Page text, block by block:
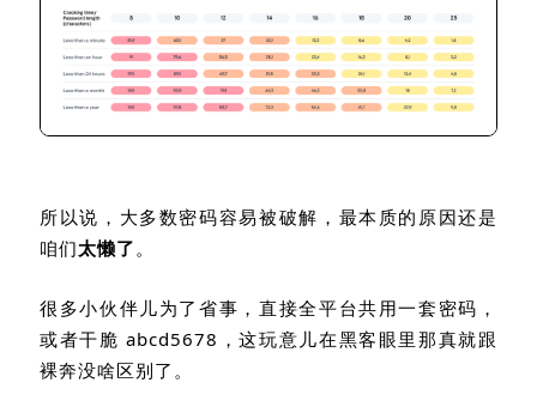
所以说，大多数密码容易被破解，最本质的原因还是
咱们太懒了。
很多小伙伴儿为了省事，直接全平台共用一套密码，
或者干脆abcd5678 ，这玩意儿在黑客眼里那真就跟
裸奔没啥区别了。